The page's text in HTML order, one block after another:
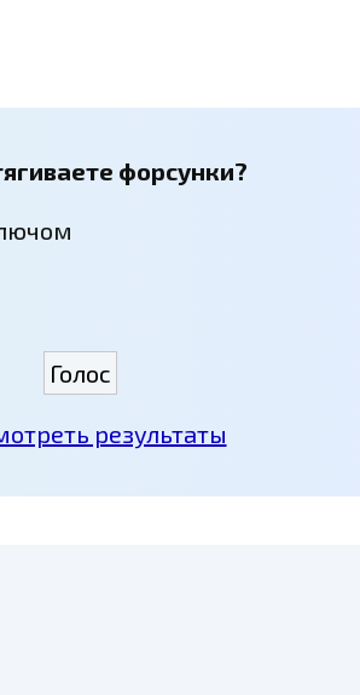
форсунки?
результаты